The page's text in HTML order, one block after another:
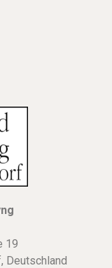
19
Deutschland